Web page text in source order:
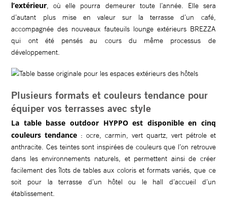
l’extérieur, où elle pourra demeurer toute l’année. Elle sera
d’autant plus mise en valeur sur la terrasse d’un café,
accompagnée des nouveaux fauteuils lounge extérieurs BREZZA
qui ont été pensés au cours du même processus de
développement.
Plusieurs formats et couleurs tendance pour
équiper vos terrasses avec style
La table basse outdoor HYPPO est disponible en cinq
couleurs tendance : ocre, carmin, vert quartz, vert pétrole et
anthracite. Ces teintes sont inspirées de couleurs que l’on retrouve
dans les environnements naturels, et permettent ainsi de créer
facilement des îlots de tables aux coloris et formats variés, que ce
soit pour la terrasse d’un hôtel ou le hall d’accueil d’un
établissement.